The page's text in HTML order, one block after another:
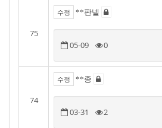
75
수정 **판넬
05-09 0
74
수정 **종
03-31 2